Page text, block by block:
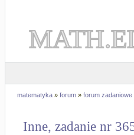
matematyka » forum » forum
Inne, zadanie nr